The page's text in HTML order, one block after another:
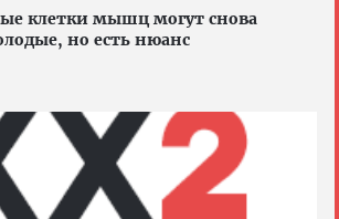
клетки мышц могут снова
но есть нюанс